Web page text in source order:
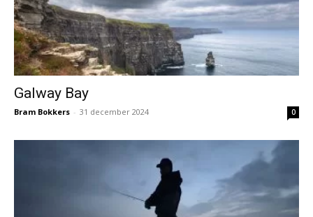
Galway Bay
Bram Bokkers - 31 december 2024 0